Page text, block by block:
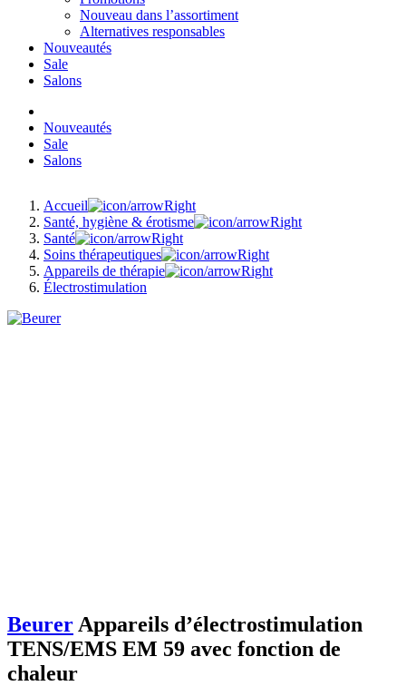
Nouveau dans l’assortiment
Alternatives responsables
Nouveautés
Sale
Salons
Nouveautés
Sale
Salons
Accueil
Santé, hygiène & érotisme
Santé
Soins thérapeutiques
Appareils de thérapie
Électrostimulation
Beurer Appareils d’électrostimulation
TENS/EMS EM 59 avec fonction de
chaleur